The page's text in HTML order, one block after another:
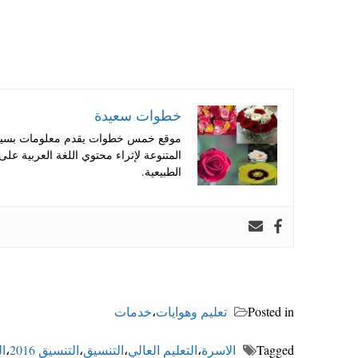
خطوات سعيدة
موقع خمس خطوات يقدم معلومات
المتنوعة لإثراء محتوي اللغة العربية
الطبيعية.
Posted in تعليم وهوايات،خدمات
Tagged الاسرة،التعليم العالي،التنسيق،التنسيق 2016 ،